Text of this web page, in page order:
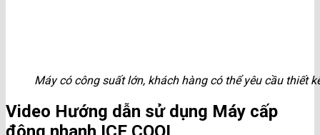
Máy có công suất lớn, khách hàng có thể yêu cầu thiết
Video Hướng dẫn sử dụng Máy cấp